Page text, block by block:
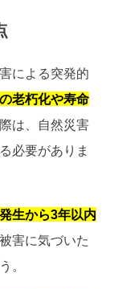
による突発的
老朽化や寿命
は、自然災害
必要がありま
生から3年以内
害に気づいた
。